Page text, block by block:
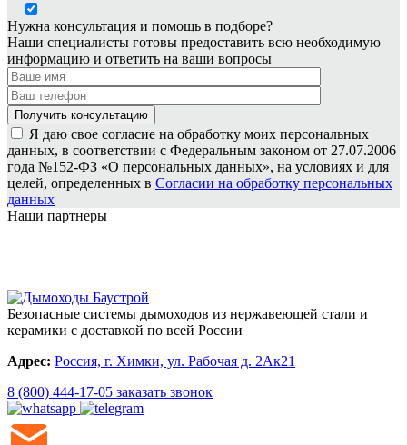
Нужна консультация и помощь в подборе?
Наши специалисты готовы предоставить всю необходимую
информацию и ответить на ваши вопросы
Я даю свое согласие на обработку моих персональных
данных, в соответствии с Федеральным законом от 27.07.2006
года №152-ФЗ «О персональных данных», на условиях и для
целей, определенных в Согласии на обработку персональных
данных
Наши партнеры
Безопасные системы дымоходов из нержавеющей стали и
керамики с доставкой по всей России
Адрес: Россия, г. Химки, ул. Рабочая д. 2Ак21
8 (800) 444-17-05 заказать звонок